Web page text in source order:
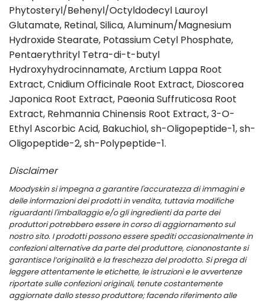
Phytosteryl/Behenyl/Octyldodecyl Lauroyl
Glutamate, Retinal, Silica, Aluminum/Magnesium
Hydroxide Stearate, Potassium Cetyl Phosphate,
Pentaerythrityl Tetra-di-t-butyl
Hydroxyhydrocinnamate, Arctium Lappa Root
Extract, Cnidium Officinale Root Extract, Dioscorea
Japonica Root Extract, Paeonia Suffruticosa Root
Extract, Rehmannia Chinensis Root Extract, 3-O-
Ethyl Ascorbic Acid, Bakuchiol, sh-Oligopeptide-1, sh-
Oligopeptide-2, sh-Polypeptide-1.
Disclaimer
Moodyskin si impegna a garantire l'accuratezza di immagini e
delle informazioni dei prodotti in vendita, tuttavia modifiche
riguardanti l'imballaggio e/o gli ingredienti da parte dei
produttori potrebbero essere in corso di aggiornamento sul
nostro sito. I prodotti possono essere spediti occasionalmente in
confezioni alternative da parte del produttore, ciononostante si
garantisce l’originalità e la freschezza del prodotto. Si prega di
leggere attentamente le etichette, le istruzioni e le avvertenze
riportate sulle confezioni originali, tenute costantemente
aggiornate dallo stesso produttore; facendo riferimento alle